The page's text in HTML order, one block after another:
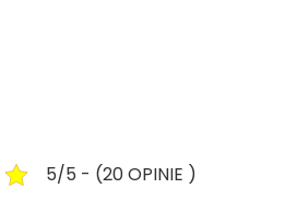
5/5 - (20 OPINIE )